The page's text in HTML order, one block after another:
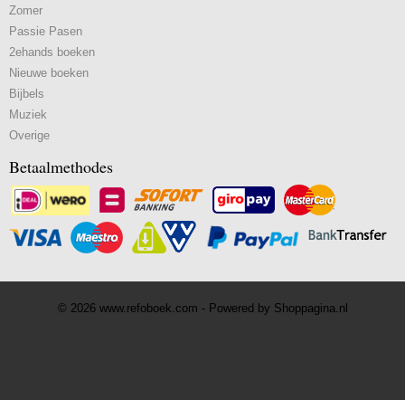
Zomer
Passie Pasen
2ehands boeken
Nieuwe boeken
Bijbels
Muziek
Overige
Betaalmethodes
© 2026 www.refoboek.com - Powered by Shoppagina.nl